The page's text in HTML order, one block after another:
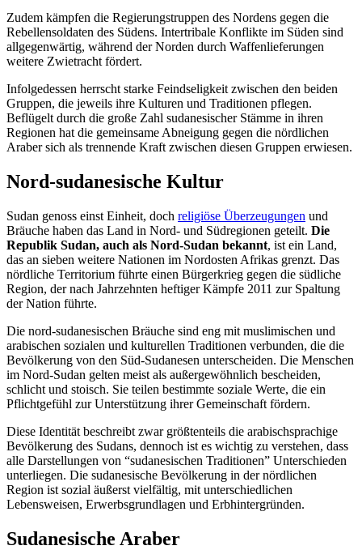
Zudem kämpfen die Regierungstruppen des Nordens gegen die
Rebellensoldaten des Südens. Intertribale Konflikte im Süden sind
allgegenwärtig, während der Norden durch Waffenlieferungen
weitere Zwietracht fördert.
Infolgedessen herrscht starke Feindseligkeit zwischen den beiden
Gruppen, die jeweils ihre Kulturen und Traditionen pflegen.
Beflügelt durch die große Zahl sudanesischer Stämme in ihren
Regionen hat die gemeinsame Abneigung gegen die nördlichen
Araber sich als trennende Kraft zwischen diesen Gruppen erwiesen.
Nord-sudanesische Kultur
Sudan genoss einst Einheit, doch religiöse Überzeugungen und
Bräuche haben das Land in Nord- und Südregionen geteilt. Die
Republik Sudan, auch als Nord-Sudan bekannt, ist ein Land,
das an sieben weitere Nationen im Nordosten Afrikas grenzt. Das
nördliche Territorium führte einen Bürgerkrieg gegen die südliche
Region, der nach Jahrzehnten heftiger Kämpfe 2011 zur Spaltung
der Nation führte.
Die nord-sudanesischen Bräuche sind eng mit muslimischen und
arabischen sozialen und kulturellen Traditionen verbunden, die die
Bevölkerung von den Süd-Sudanesen unterscheiden. Die Menschen
im Nord-Sudan gelten meist als außergewöhnlich bescheiden,
schlicht und stoisch. Sie teilen bestimmte soziale Werte, die ein
Pflichtgefühl zur Unterstützung ihrer Gemeinschaft fördern.
Diese Identität beschreibt zwar größtenteils die arabischsprachige
Bevölkerung des Sudans, dennoch ist es wichtig zu verstehen, dass
alle Darstellungen von “sudanesischen Traditionen” Unterschieden
unterliegen. Die sudanesische Bevölkerung in der nördlichen
Region ist sozial äußerst vielfältig, mit unterschiedlichen
Lebensweisen, Erwerbsgrundlagen und Erbhintergründen.
Sudanesische Araber